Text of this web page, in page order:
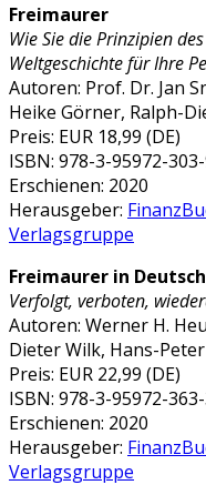
Freimaurer
Wie Sie die Prinzipien
Weltgeschichte für Ihre
Autoren: Prof. Dr. Jan
Heike Görner, Ralph-
Preis: EUR 18,99 (DE)
ISBN: 978-3-95972-
Erschienen: 2020
Herausgeber:
Verlagsgruppe
Freimaurer in
Verfolgt, verboten,
Autoren: Werner H.
Dieter Wilk, Hans-
Preis: EUR 22,99 (DE)
ISBN: 978-3-95972-
Erschienen: 2020
Herausgeber:
Verlagsgruppe